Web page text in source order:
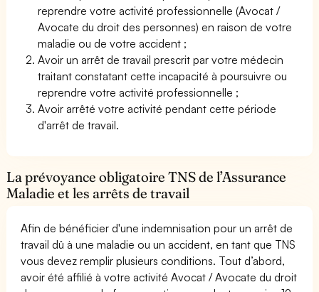
reprendre votre activité professionnelle (Avocat /
Avocate du droit des personnes) en raison de votre
maladie ou de votre accident ;
Avoir un arrêt de travail prescrit par votre médecin
traitant constatant cette incapacité à poursuivre ou
reprendre votre activité professionnelle ;
Avoir arrêté votre activité pendant cette période
d'arrêt de travail.
La prévoyance obligatoire TNS de l’Assurance
Maladie et les arrêts de travail
Afin de bénéficier d'une indemnisation pour un arrêt de
travail dû à une maladie ou un accident, en tant que TNS
vous devez remplir plusieurs conditions. Tout d’abord,
avoir été affilié à votre activité Avocat / Avocate du droit